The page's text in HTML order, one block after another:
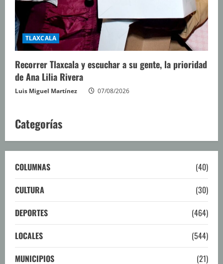
TLAXCALA
Recorrer Tlaxcala y escuchar a su gente, la prioridad
de Ana Lilia Rivera
Luis Miguel Martínez 07/08/2026
Categorías
COLUMNAS
(40)
CULTURA
(30)
DEPORTES
(464)
LOCALES
(544)
MUNICIPIOS
(21)